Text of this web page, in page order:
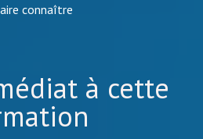
connaître
à cette